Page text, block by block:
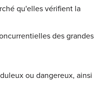
qu'elles vérifient la
des grandes
ou dangereux, ainsi